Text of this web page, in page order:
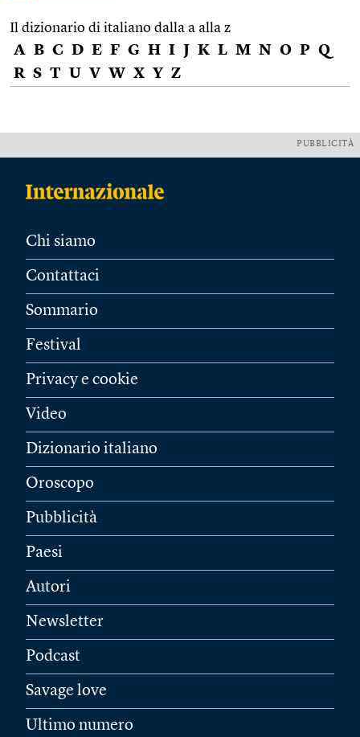
Il dizionario di italiano dalla a alla z
A B C D E F G H I J K L M N O P Q
R S T U V W X Y Z
PUBBLICITÀ
Chi siamo
Contattaci
Sommario
Festival
Privacy e cookie
Video
Dizionario italiano
Oroscopo
Pubblicità
Paesi
Autori
Newsletter
Podcast
Savage love
Ultimo numero